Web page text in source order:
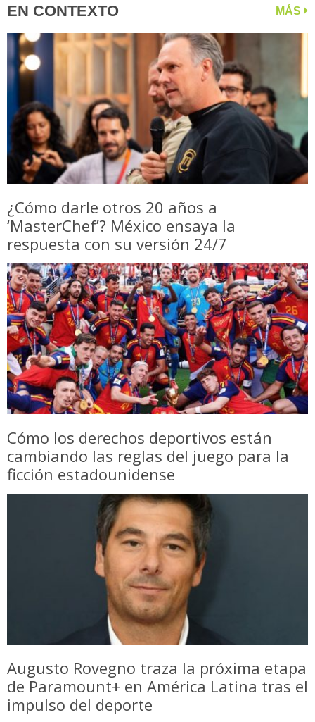
EN CONTEXTO MÁS
¿Cómo darle otros 20 años a
‘MasterChef’? México ensaya la
respuesta con su versión 24/7
Cómo los derechos deportivos están
cambiando las reglas del juego para la
ficción estadounidense
Augusto Rovegno traza la próxima etapa
de Paramount+ en América Latina tras el
impulso del deporte